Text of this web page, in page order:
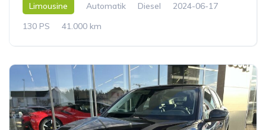
Limousine Automatik Diesel
2024-06-17
130 PS
41.000 km